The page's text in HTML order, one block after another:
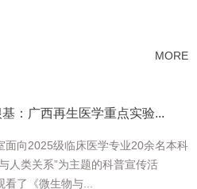
MORE
：广西再生医学重点实验...
向2025级临床医学专业20余名本科
人类关系”为主题的科普宣传活
了《微生物与...